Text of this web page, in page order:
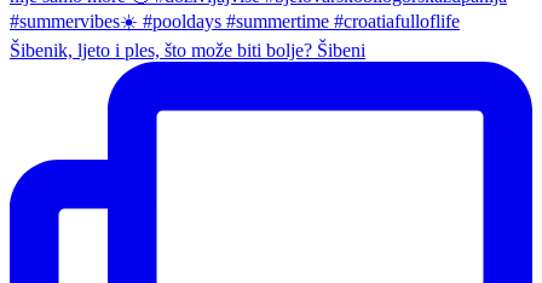
Šibenik, ljeto i ples, što može biti bolje? Šibeni